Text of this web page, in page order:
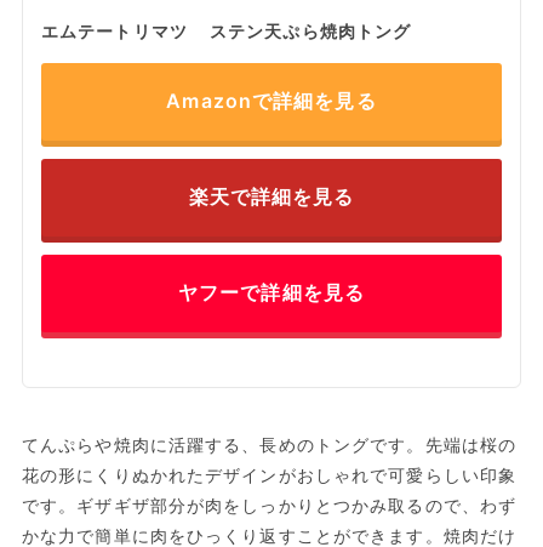
エムテートリマツ ステン天ぷら焼肉トング
Amazonで詳細を見る
楽天で詳細を見る
ヤフーで詳細を見る
てんぷらや焼肉に活躍する、長めのトングです。先端は桜の
花の形にくりぬかれたデザインがおしゃれで可愛らしい印象
です。ギザギザ部分が肉をしっかりとつかみ取るので、わず
かな力で簡単に肉をひっくり返すことができます。焼肉だけ